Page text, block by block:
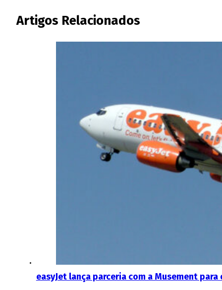
Artigos Relacionados
easyJet lança parceria com a Musement